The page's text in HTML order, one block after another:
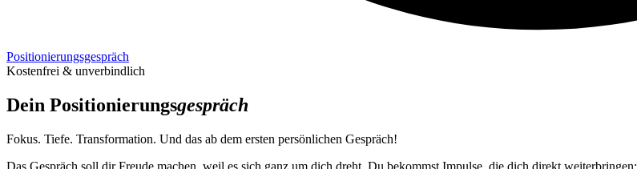
Positionierungs­gespräch
Kostenfrei & unverbindlich
Dein Positionierungs­gespräch
Fokus. Tiefe. Transformation. Und das ab dem ersten persönlichen Gespräch!
Das Gespräch soll dir Freude machen, weil es sich ganz um dich dreht. Du bekommst Impulse, die dich direkt weiterbringen: